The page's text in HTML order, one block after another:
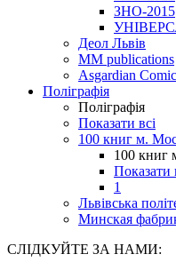
ЗНО-2015
Деол Львів
MM publications
Asgardian
Поліграфія
Поліграфія
Показати всі
100 книг м.
100 книг
Показати
1
Львівська
Минская
СЛІДКУЙТЕ ЗА НАМИ: